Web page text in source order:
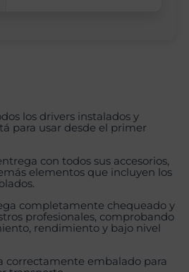
los drivers instalados y
para usar desde el primer
con todos sus accesorios,
elementos que incluyen los
completamente chequeado y
profesionales, comprobando
rendimiento y bajo nivel
correctamente embalado para